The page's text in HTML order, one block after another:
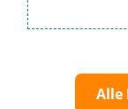
Alle